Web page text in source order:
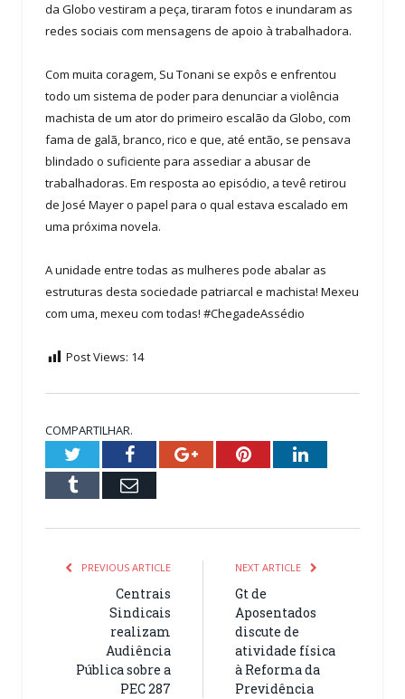
da Globo vestiram a peça, tiraram fotos e inundaram as
redes sociais com mensagens de apoio à trabalhadora.
Com muita coragem, Su Tonani se expôs e enfrentou
todo um sistema de poder para denunciar a violência
machista de um ator do primeiro escalão da Globo, com
fama de galã, branco, rico e que, até então, se pensava
blindado o suficiente para assediar a abusar de
trabalhadoras. Em resposta ao episódio, a tevê retirou
de José Mayer o papel para o qual estava escalado em
uma próxima novela.
A unidade entre todas as mulheres pode abalar as
estruturas desta sociedade patriarcal e machista! Mexeu
com uma, mexeu com todas! #ChegadeAssédio
Post Views: 14
COMPARTILHAR.
TwitterFacebookGoogle+PinterestLinkedIn
Tumblr Email
PREVIOUS ARTICLE
Centrais
Sindicais
realizam
Audiência
Pública sobre a
PEC 287
NEXT ARTICLE
Gt de
Aposentados
discute de
atividade física
à Reforma da
Previdência